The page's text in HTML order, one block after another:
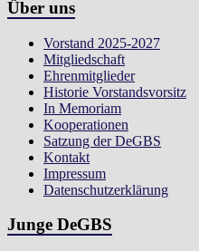
Über uns
Vorstand 2025-2027
Mitgliedschaft
Ehrenmitglieder
Historie Vorstandsvorsitz
In Memoriam
Kooperationen
Satzung der DeGBS
Kontakt
Impressum
Datenschutzerklärung
Junge DeGBS